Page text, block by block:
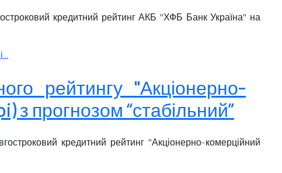
кредитний рейтинг АКБ "ХФБ Банк Україна" на
рейтингу "Акціонерно-
з прогнозом “стабільний”
кредитний рейтинг "Акціонерно-комерційний